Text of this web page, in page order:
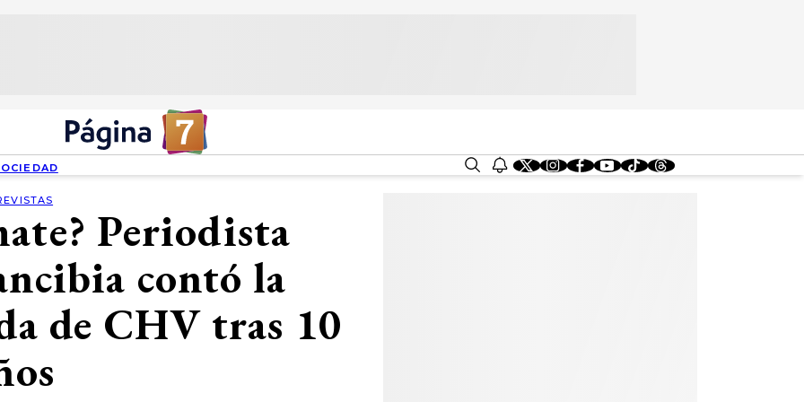
Periodista
contó la
de CHV tras 10